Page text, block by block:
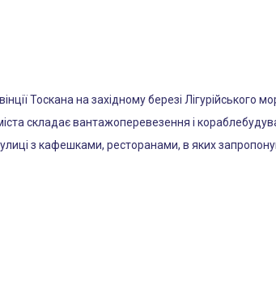
Тоскана на західному березі Лігурійського
складає вантажоперевезення і
з кафешками, ресторанами, в яких